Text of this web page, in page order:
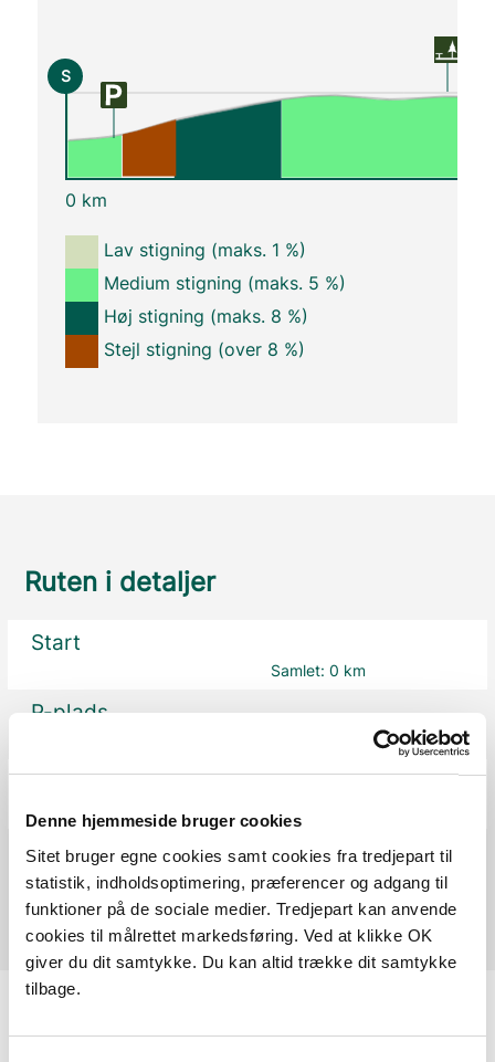
Denne hjemmeside bruger cookies
Sitet bruger egne cookies samt cookies fra tredjepart til
statistik, indholdsoptimering, præferencer og adgang til
funktioner på de sociale medier. Tredjepart kan anvende
cookies til målrettet markedsføring. Ved at klikke OK
giver du dit samtykke. Du kan altid trække dit samtykke
tilbage.
S
0 km
Lav stigning (maks. 1 %)
Medium stigning (maks. 5 %)
Høj stigning (maks. 8 %)
Stejl stigning (over 8 %)
Ruten i detaljer
Start
Samlet: 0 km
P-plads
0,1 km
Borde-Bænke
Mål
Fra forrige:1 km Samlet:1,4 km